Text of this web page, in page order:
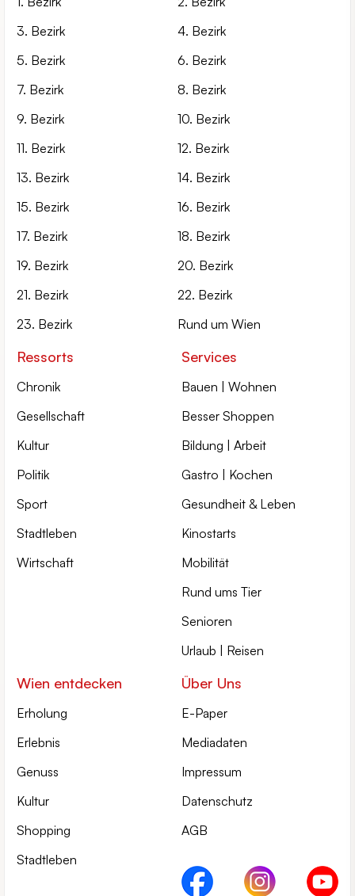
3. Bezirk
4. Bezirk
5. Bezirk
6. Bezirk
7. Bezirk
8. Bezirk
9. Bezirk
10. Bezirk
11. Bezirk
12. Bezirk
13. Bezirk
14. Bezirk
15. Bezirk
16. Bezirk
17. Bezirk
18. Bezirk
19. Bezirk
20. Bezirk
21. Bezirk
22. Bezirk
23. Bezirk
Rund um Wien
Ressorts
Chronik
Gesellschaft
Kultur
Politik
Sport
Stadtleben
Wirtschaft
Services
Bauen | Wohnen
Besser Shoppen
Bildung | Arbeit
Gastro | Kochen
Gesundheit & Leben
Kinostarts
Mobilität
Rund ums Tier
Senioren
Urlaub | Reisen
Wien entdecken
Erholung
Erlebnis
Genuss
Kultur
Shopping
Stadtleben
Über Uns
E-Paper
Mediadaten
Impressum
Datenschutz
AGB